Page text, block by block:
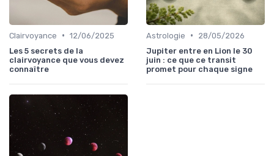
Clairvoyance • 12/06/2025
Les 5 secrets de la
clairvoyance que vous devez
connaître
Astrologie •
28/05/2026
Jupiter entre en Lion le 30
juin : ce que ce transit
promet pour chaque signe